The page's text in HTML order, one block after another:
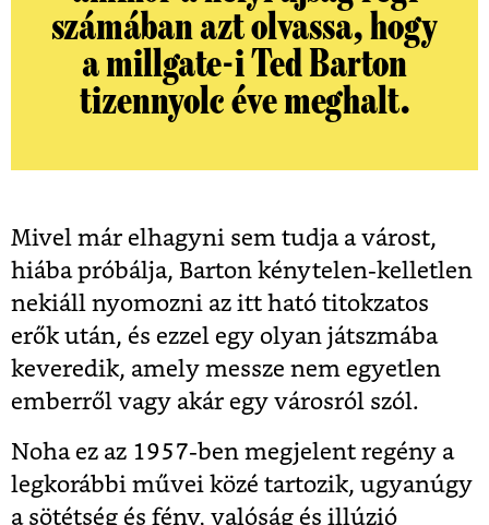
számában azt olvassa, hogy
a millgate-i Ted Barton
tizennyolc éve meghalt.
Mivel már elhagyni sem tudja a várost,
hiába próbálja, Barton kénytelen-kelletlen
nekiáll nyomozni az itt ható titokzatos
erők után, és ezzel egy olyan játszmába
keveredik, amely messze nem egyetlen
emberről vagy akár egy városról szól.
Noha ez az 1957-ben megjelent regény a
legkorábbi művei közé tartozik, ugyanúgy
a sötétség és fény, valóság és illúzió